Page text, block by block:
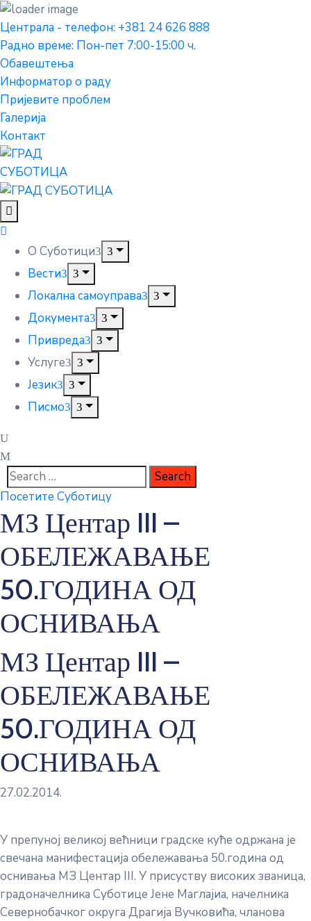
Централа - телефон: +381 24 626 888
Радно време: Пон-пет 7:00-15:00 ч.
Обавештења
Информатор о раду
Пријевите проблем
Галерија
Контакт
О Суботици
Вести
Локална самоуправа
Документа
Привреда
Услуге
Језик
Писмо
Посетите Суботицу
МЗ Центар III –
ОБЕЛЕЖАВАЊЕ
50.ГОДИНА ОД
ОСНИВАЊА
МЗ Центар III –
ОБЕЛЕЖАВАЊЕ
50.ГОДИНА ОД
ОСНИВАЊА
27.02.2014.
У препуној великој већници градске куће одржана је
свечана манифестација обележавања 50.година од
оснивања МЗ Центар III. У присуству високих званица,
градоначелника Суботице Јене Маглајиа, начелника
Севернобачког округа Драгија Вучковића, чланова